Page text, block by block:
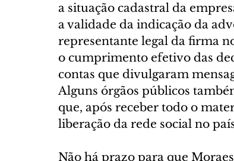
a situação cadastral da
a validade da indicação da
representante legal da firma
o cumprimento efetivo das
contas que divulgaram
Alguns órgãos públicos
que, após receber todo o
liberação da rede social no
Não há prazo para que